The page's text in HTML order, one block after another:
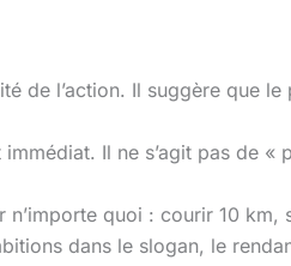
de l’action. Il suggère que
Il ne s’agit pas de
quoi : courir 10
dans le slogan, le